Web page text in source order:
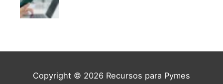
Copyright © 2026 Recursos para Pymes